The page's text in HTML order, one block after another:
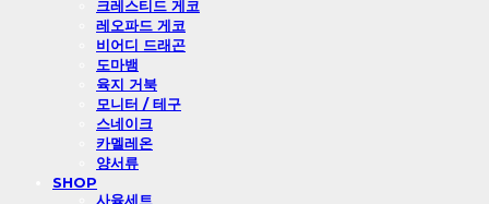
크레스티드 게코
레오파드 게코
비어디 드래곤
도마뱀
육지 거북
모니터 / 테구
스네이크
카멜레온
양서류
SHOP
사육세트